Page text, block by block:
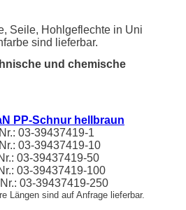
Seile, Hohlgeflechte in Uni
sind lieferbar.
und chemische
PP-Schnur hellbraun
03-39437419-1
03-39437419-10
03-39437419-50
03-39437419-100
03-39437419-250
Längen sind auf Anfrage lieferbar.